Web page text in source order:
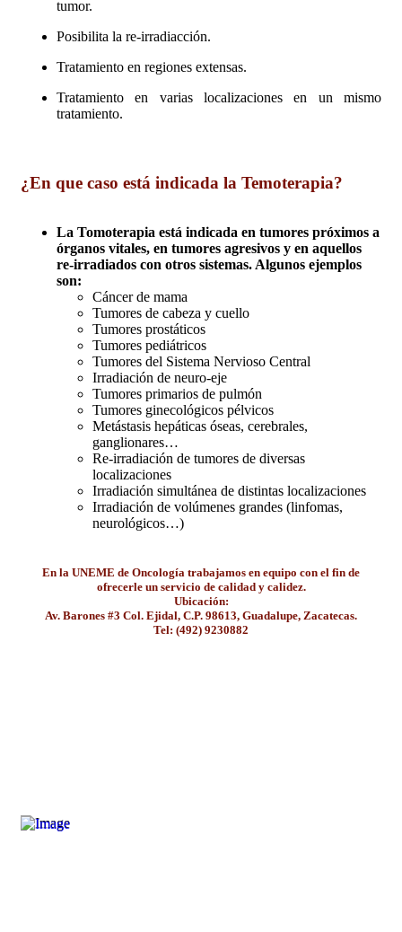
tumor.
Posibilita la re-irradiacción.
Tratamiento en regiones extensas.
Tratamiento en varias localizaciones en un mismo
tratamiento.
¿En que caso está indicada la Temoterapia?
La Tomoterapia está indicada en tumores próximos a
órganos vitales, en tumores agresivos y en aquellos
re-irradiados con otros sistemas. Algunos ejemplos
son:
Cáncer de mama
Tumores de cabeza y cuello
Tumores prostáticos
Tumores pediátricos
Tumores del Sistema Nervioso Central
Irradiación de neuro-eje
Tumores primarios de pulmón
Tumores ginecológicos pélvicos
Metástasis hepáticas óseas, cerebrales,
ganglionares…
Re-irradiación de tumores de diversas
localizaciones
Irradiación simultánea de distintas localizaciones
Irradiación de volúmenes grandes (linfomas,
neurológicos…)
En la UNEME de Oncología trabajamos en equipo con el fin de
ofrecerle un servicio de calidad y calidez.
Ubicación:
Av. Barones #3 Col. Ejidal, C.P. 98613, Guadalupe, Zacatecas.
Tel: (492) 9230882